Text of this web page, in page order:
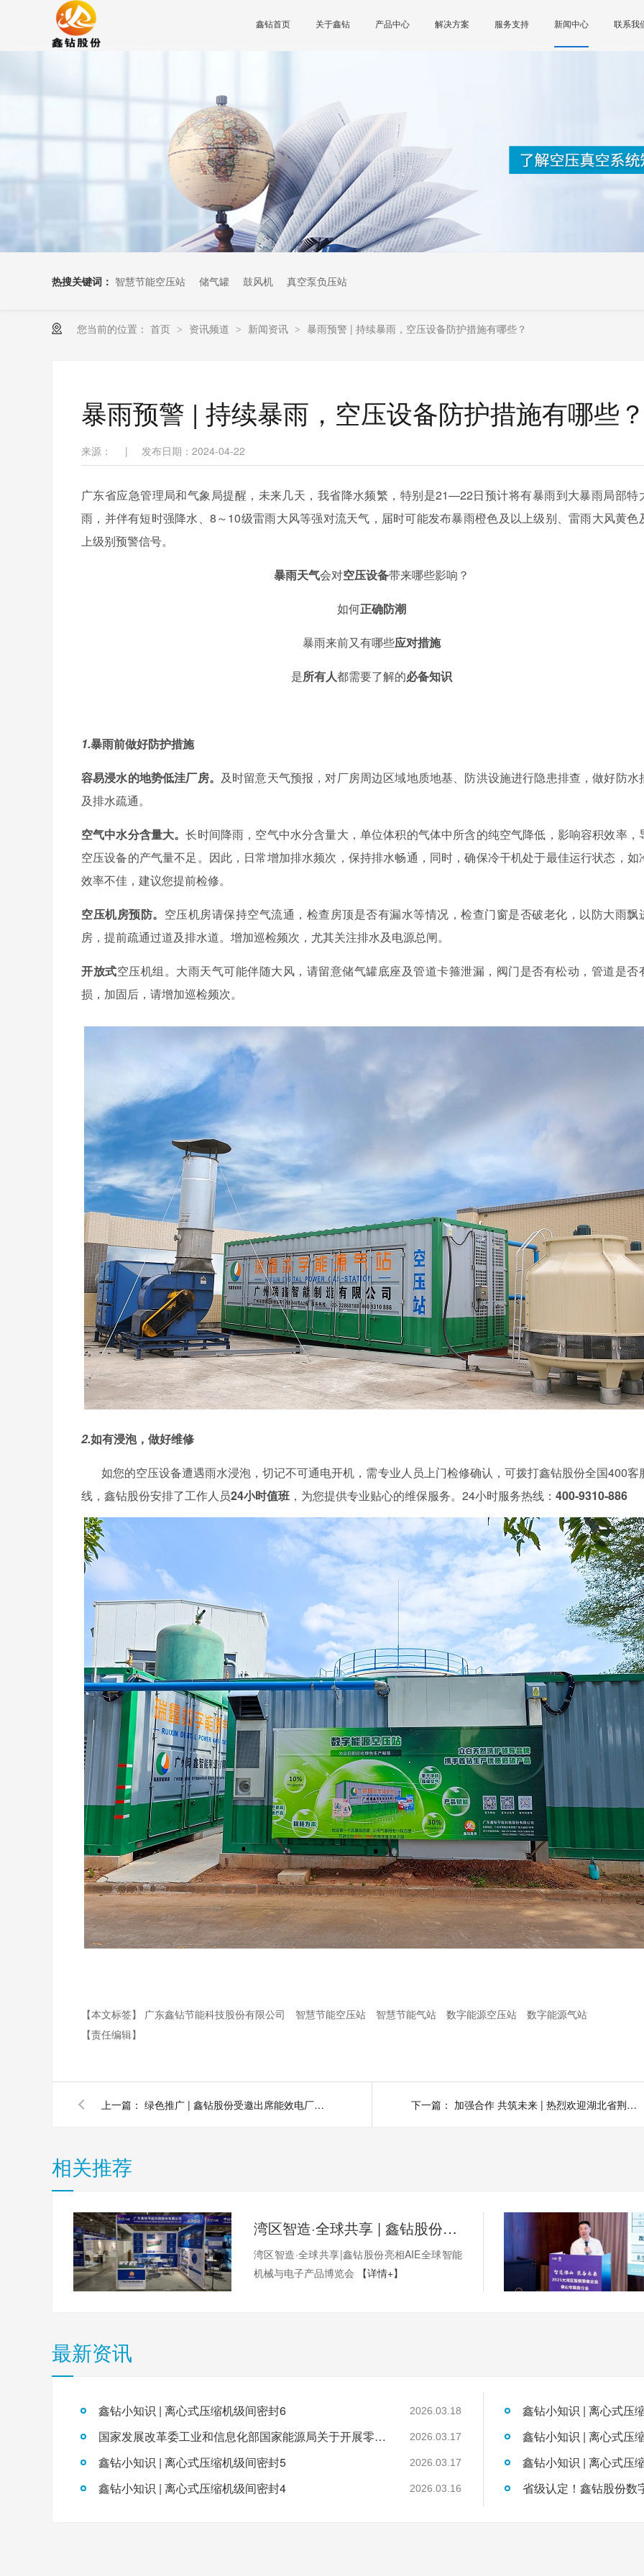
鑫钻首页 关于鑫钻 产品中心 解决方案 服务支持 新闻中心 联系我
热搜关键词： 智慧节能空压站 储气罐 鼓风机 真空泵负压站
您当前的位置： 首页 > 资讯频道 > 新闻资讯 > 暴雨预警 | 持续暴雨，空压设备防护措施有哪些？
暴雨预警 | 持续暴雨，空压设备防护措施有哪些
来源： | 发布日期：2024-04-22
广东省应急管理局和气象局提醒，未来几天，我省降水频繁，特别是21—22日预计将有暴雨到大暴雨局部特
雨，并伴有短时强降水、8～10级雷雨大风等强对流天气，届时可能发布暴雨橙色及以上级别、雷雨大风黄色
上级别预警信号。
暴雨天气会对空压设备带来哪些影响？
如何正确防潮
暴雨来前又有哪些应对措施
是所有人都需要了解的必备知识
1.暴雨前做好防护措施
容易浸水的地势低洼厂房。 及时留意天气预报，对厂房周边区域地质地基、防洪设施进行隐患排查，做好防水
及排水疏通。
空气中水分含量大。长时间降雨，空气中水分含量大，单位体积的气体中所含的纯空气降低，影响容积效率，
空压设备的产气量不足。因此，日常增加排水频次，保持排水畅通，同时，确保冷干机处于最佳运行状态，如
效率不佳，建议您提前检修。
空压机房预防。 空压机房请保持空气流通，检查房顶是否有漏水等情况，检查门窗是否破老化，以防大雨飘
房，提前疏通过道及排水道。增加巡检频次，尤其关注排水及电源总闸。
开放式空压机组。大雨天气可能伴随大风，请留意储气罐底座及管道卡箍泄漏，阀门是否有松动，管道是否
损，加固后，请增加巡检频次。
2.如有浸泡，做好维修
如您的空压设备遭遇雨水浸泡，切记不可通电开机，需专业人员上门检修确认，可拨打鑫钻股份全国400客
线，鑫钻股份安排了工作人员24小时值班 ，为您提供专业贴心的维保服务。 24小时服务热线： 400-9310-886
【本文标签】 广东鑫钻节能科技股份有限公司 智慧节能空压站 智慧节能气站 数字能源空压站
数字能源气站
【责任编辑】
上一篇： 绿色推广 | 鑫钻股份受邀出席能效电厂模式推广暨国际金融绿色项目合作对接交流活动 下一篇： 加强合作 共筑未来 | 热烈欢迎湖北省荆州市公安县斑竹垱镇领导莅临鑫钻股份参观指导
相关推荐
湾区智造·全球共享 | 鑫钻股份亮相AIE全球智能机械与电子产品博览会
湾区智造·全球共享|鑫钻股份亮相AIE全球智能
机械与电子产品博览会
【详情+】
最新资讯
鑫钻小知识 | 离心式压缩机级间密封6 2026.03.18
国家发展改革委工业和信息化部国家能源局关于开展零碳园区建设的通知 2026.03.17
鑫钻小知识 | 离心式压缩机级间密封5 2026.03.17
鑫钻小知识 | 离心式压缩机级间密封4 2026.03.16
鑫钻小知识 | 离心式压
鑫钻小知识 | 离心式压
鑫钻小知识 | 离心式压